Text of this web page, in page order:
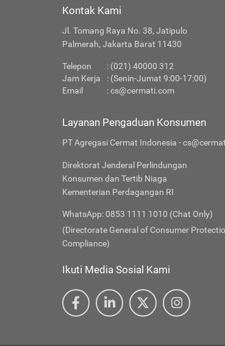
Kontak Kami
Jl. Tomang Raya No. 38, Jatipulo
Palmerah, Jakarta Barat 11430
Telepon
: (021) 40000 312
Jam Kerja
: (Senin-Jumat 9:00-17:00)
Email
:cs@cermati.com
Layanan Pengaduan Konsumen
PT Agregasi Cermat Indonesia -
Direktorat Jenderal Perlindungan
Konsumen dan Tertib Niaga
Kementerian Perdagangan RI
WhatsApp: 0853 1111 1010 (Chat Only)
(Directorate General of Consumer
Compliance)
Ikuti Media Sosial Kami